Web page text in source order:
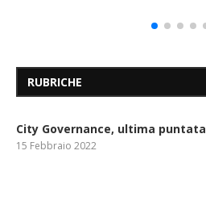
RUBRICHE
City Governance, ultima puntata
15 Febbraio 2022